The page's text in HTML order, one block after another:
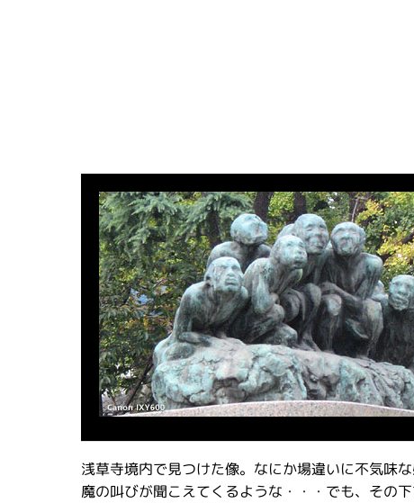
浅草寺境内で見つけた像。なにか場違いに不気味
魔の叫びが聞こえてくるような・・・でも、その